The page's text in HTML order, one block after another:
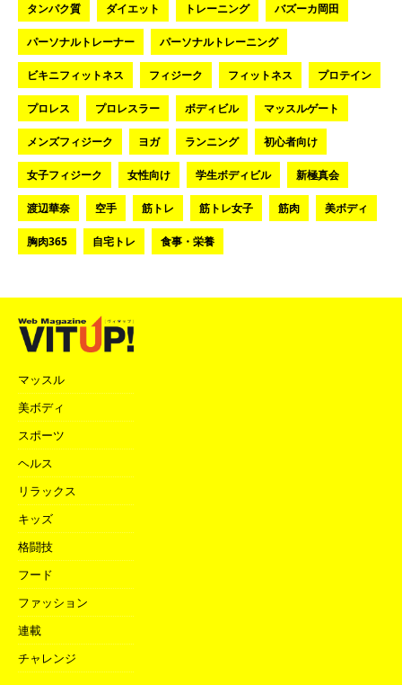
タンパク質 ダイエット トレーニング バズーカ岡田
パーソナルトレーナー パーソナルトレーニング
ビキニフィットネス フィジーク フィットネス プロテイン
プロレス プロレスラー ボディビル マッスルゲート
メンズフィジーク ヨガ ランニング 初心者向け
女子フィジーク 女性向け 学生ボディビル 新極真会
渡辺華奈 空手 筋トレ 筋トレ女子 筋肉 美ボディ
胸肉365 自宅トレ 食事・栄養
マッスル
美ボディ
スポーツ
ヘルス
リラックス
キッズ
格闘技
フード
ファッション
連載
チャレンジ